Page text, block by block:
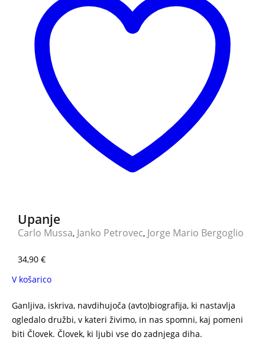
Upanje
Carlo Mussa, Janko Petrovec, Jorge Mario Bergoglio
34,90 €
V košarico
Ganljiva, iskriva, navdihujoča (avto)biografija, ki nastavlja
ogledalo družbi, v kateri živimo, in nas spomni, kaj pomeni
biti Človek. Človek, ki ljubi vse do zadnjega diha.